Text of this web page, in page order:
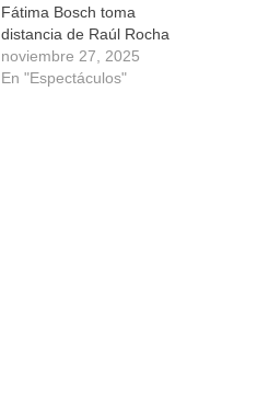
Fátima Bosch toma
distancia de Raúl Rocha
noviembre 27, 2025
En "Espectáculos"